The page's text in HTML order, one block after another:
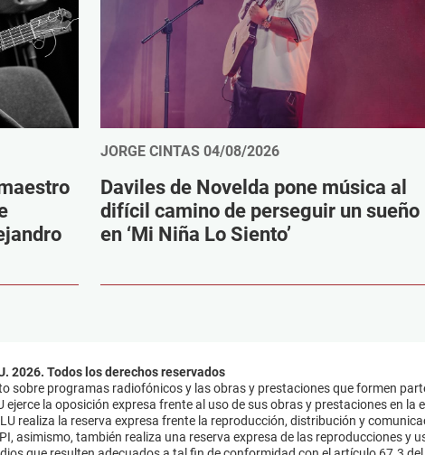
JORGE CINTAS 04/08/2026
Daviles de Novelda pone música al
difícil camino de perseguir un sueño
en ‘Mi Niña Lo Siento’
2026. Todos los derechos reservados
sobre programas radiofónicos y las obras y prestaciones que formen
la oposición expresa frente al uso de sus obras y prestaciones en
realiza la reserva expresa frente la reproducción, distribución y
asimismo, también realiza una reserva expresa de las reproducciones y